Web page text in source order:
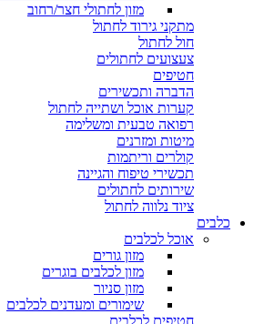
מזון לחתולי חצר/רחוב
מתקני גירוד לחתול
חול לחתול
צעצועים לחתולים
חטיפים
הדברה ותכשירים
קערות אוכל ושתייה לחתול
רפואה טבעית ומשלימה
מיטות ומזרנים
קולרים וריתמות
תכשירי טיפוח והגיינה
שירותים לחתולים
ציוד נלווה לחתול
כלבים
אוכל לכלבים
מזון גורים
מזון לכלבים בוגרים
מזון סניור
שימורים ומעדנים לכלבים
חטיפים לכלבים